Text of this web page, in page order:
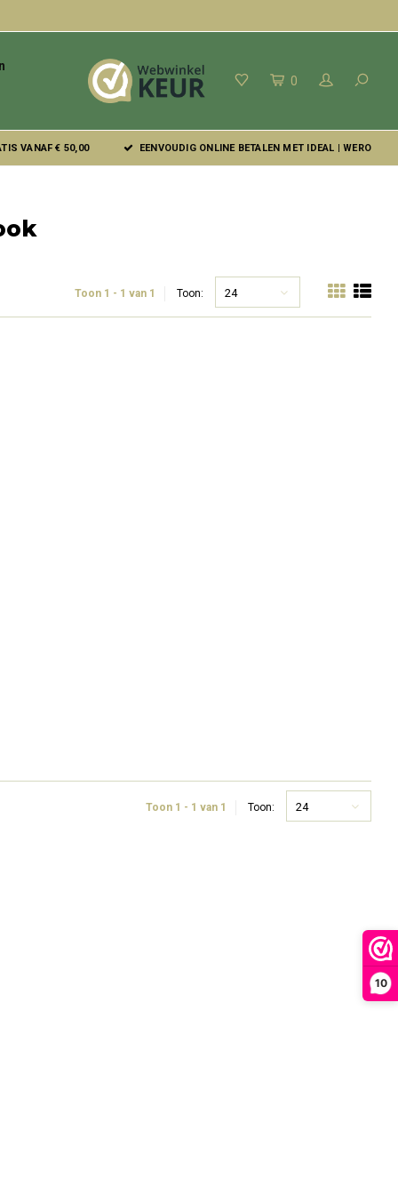
10
0
VANAF € 50,00 EENVOUDIG ONLINE BETALEN MET IDEAL | WERO
Toon 1 - 1 van 1 Toon: 24
Toon 1 - 1 van 1 Toon: 24